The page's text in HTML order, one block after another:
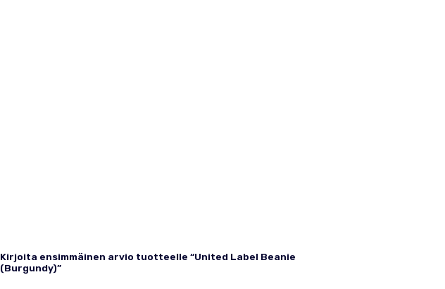
Kirjoita ensimmäinen arvio tuotteelle “United Label Beanie
(Burgundy)”